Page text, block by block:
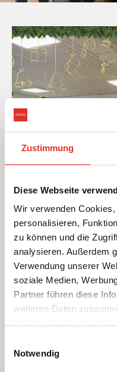
Zustimmung
Diese Webseite
Wir verwenden
personalisieren,
zu können und die
analysieren. Außerdem
Verwendung unserer
soziale Medien,
Partner führen diese
weiteren Daten
Notwendig
Weihnachten ist das Fest
Erlöse der diesjährigen
lokales
spenden, das ein
kultiviert.
gesellschaftliche
Begegnungsstätte ist